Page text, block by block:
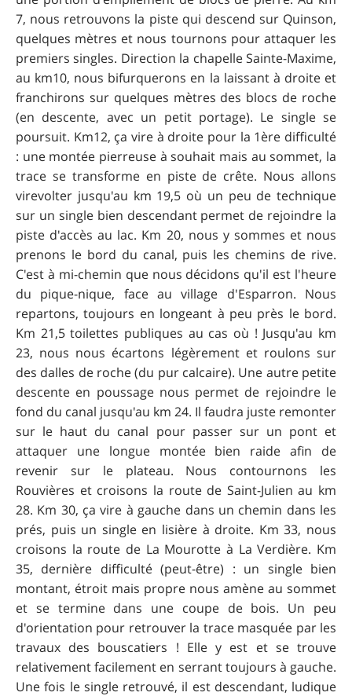
7, nous retrouvons la piste qui descend sur Quinson,
quelques mètres et nous tournons pour attaquer les
premiers singles. Direction la chapelle Sainte-Maxime,
au km10, nous bifurquerons en la laissant à droite et
franchirons sur quelques mètres des blocs de roche
(en descente, avec un petit portage). Le single se
poursuit. Km12, ça vire à droite pour la 1ère difficulté
: une montée pierreuse à souhait mais au sommet, la
trace se transforme en piste de crête. Nous allons
virevolter jusqu'au km 19,5 où un peu de technique
sur un single bien descendant permet de rejoindre la
piste d'accès au lac. Km 20, nous y sommes et nous
prenons le bord du canal, puis les chemins de rive.
C'est à mi-chemin que nous décidons qu'il est l'heure
du pique-nique, face au village d'Esparron. Nous
repartons, toujours en longeant à peu près le bord.
Km 21,5 toilettes publiques au cas où ! Jusqu'au km
23, nous nous écartons légèrement et roulons sur
des dalles de roche (du pur calcaire). Une autre petite
descente en poussage nous permet de rejoindre le
fond du canal jusqu'au km 24. Il faudra juste remonter
sur le haut du canal pour passer sur un pont et
attaquer une longue montée bien raide afin de
revenir sur le plateau. Nous contournons les
Rouvières et croisons la route de Saint-Julien au km
28. Km 30, ça vire à gauche dans un chemin dans les
prés, puis un single en lisière à droite. Km 33, nous
croisons la route de La Mourotte à La Verdière. Km
35, dernière difficulté (peut-être) : un single bien
montant, étroit mais propre nous amène au sommet
et se termine dans une coupe de bois. Un peu
d'orientation pour retrouver la trace masquée par les
travaux des bouscatiers ! Elle y est et se trouve
relativement facilement en serrant toujours à gauche.
Une fois le single retrouvé, il est descendant, ludique